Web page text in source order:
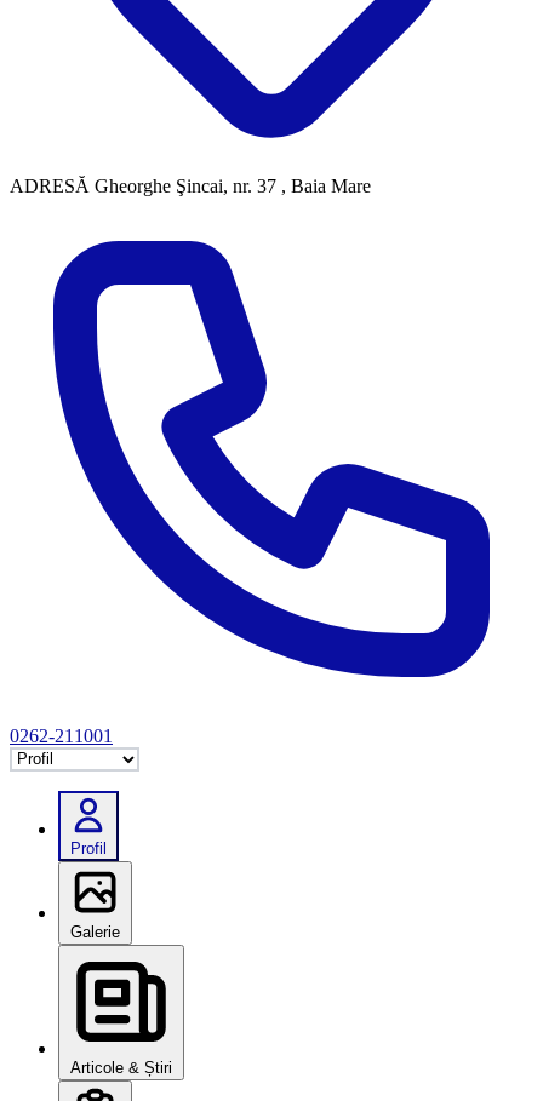
ADRESĂ Gheorghe Şincai, nr. 37 , Baia Mare
0262-211001
Selectează tab
Profil
Galerie
Articole & Știri